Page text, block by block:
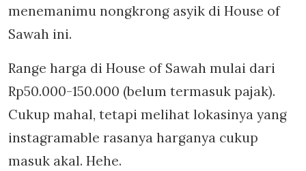
menemanimu nongkrong asyik di House of
Sawah ini.
Range harga di House of Sawah mulai dari
Rp50.000-150.000 (belum termasuk pajak).
Cukup mahal, tetapi melihat lokasinya yang
instagramable rasanya harganya cukup
masuk akal. Hehe.